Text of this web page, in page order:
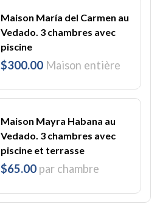
Maison María del Carmen au
Vedado. 3 chambres avec
piscine
$300.00 Maison entière
Maison Mayra Habana au
Vedado. 3 chambres avec
piscine et terrasse
$65.00 par chambre